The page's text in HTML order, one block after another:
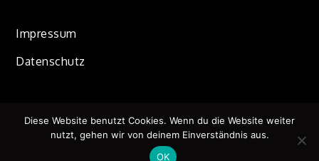
Impressum
Datenschutz
Copyright © 2019 | All Rights Reserved. Fabulist by
Shark
Themes
Diese Website benutzt Cookies. Wenn du die Website weiter
nutzt, gehen wir von deinem Einverständnis aus.
OK